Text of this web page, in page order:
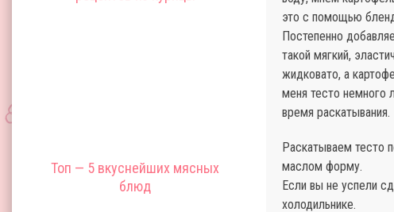
Топ — 5 вкуснейших мясных
блюд
это с помощью
Постепенно
такой мягкий,
жидковато, а
меня тесто немного
время раскатывания.
Раскатываем тесто
маслом форму.
Если вы не успели
холодильнике.